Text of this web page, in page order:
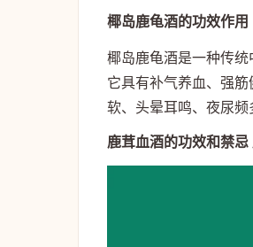
椰岛鹿龟酒的功效作用
椰岛鹿龟酒是一种传
它具有补气养血、强
软、头晕耳鸣、夜尿频
鹿茸血酒的功效和禁